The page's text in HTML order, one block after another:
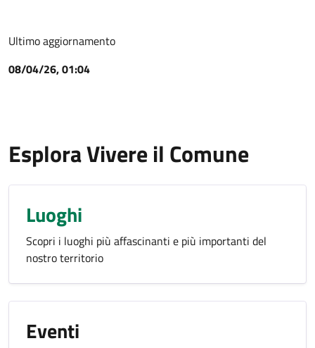
Ultimo aggiornamento
08/04/26, 01:04
Esplora Vivere il Comune
Luoghi
Scopri i luoghi più affascinanti e più importanti del
nostro territorio
Eventi